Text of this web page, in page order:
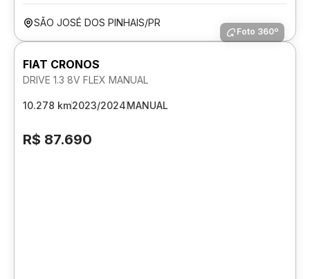
SÃO JOSÉ DOS PINHAIS/PR
Foto 360º
FIAT CRONOS
DRIVE 1.3 8V FLEX MANUAL
10.278 km2023/2024MANUAL
R$ 87.690